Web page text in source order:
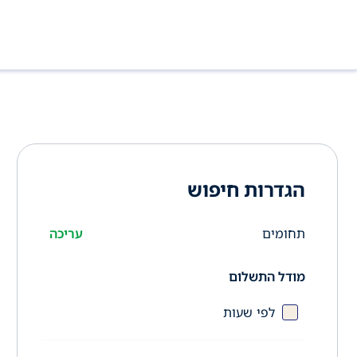
הגדרות חיפוש
תחומים עריכה
מודל התשלום
לפי שעות